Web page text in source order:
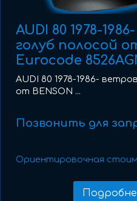
AUDI 80 1978-
голуб полосой
Eurocode
AUDI 80 1978-1986-
от BENSON ...
Позвонить для
Ориентировочная